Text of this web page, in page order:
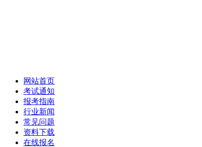
网站首页
考试通知
报考指南
行业新闻
常见问题
资料下载
在线报名